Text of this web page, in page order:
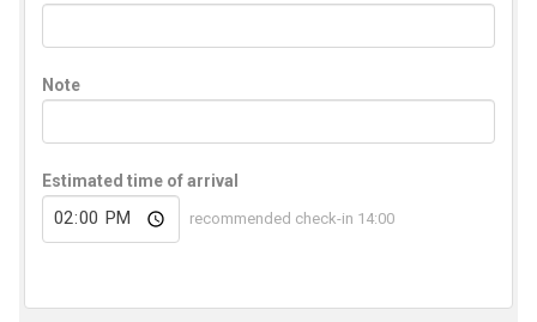
Note
Estimated time of arrival
recommended check-in 14:00